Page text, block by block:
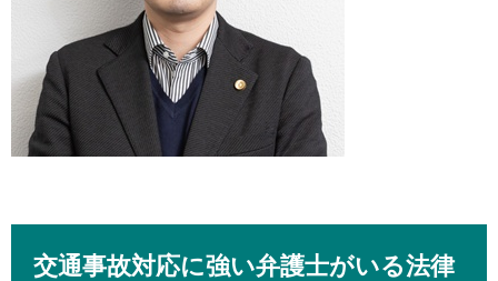
交通事故対応に強い弁護士がいる法律